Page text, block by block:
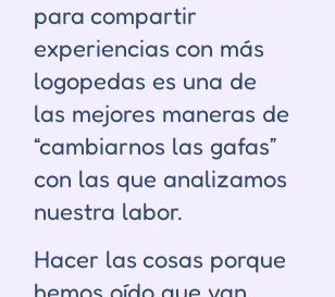
para compartir
experiencias con más
logopedas es una de
las mejores maneras de
“cambiarnos las gafas”
con las que analizamos
nuestra labor.
Hacer las cosas porque